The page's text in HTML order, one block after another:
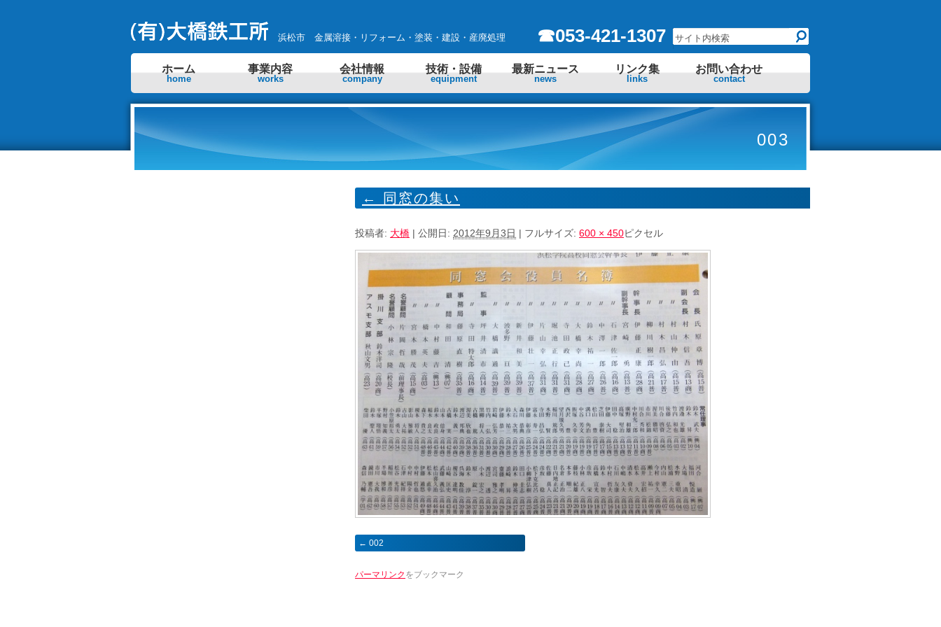
浜松市 金属溶接・リフォーム・塗装・建設・産廃処理 ☎053-421-1307
ホーム
home
事業内容
works
会社情報
company
技術・設備
equipment
最新ニュース
news
リンク集
links
お問い合わせ
contact
003
← 同窓の集い
投稿者: 大橋 | 公開日: 2012年9月3日 | フルサイズ: 600 × 450ピクセル
002
パーマリンク をブックマーク